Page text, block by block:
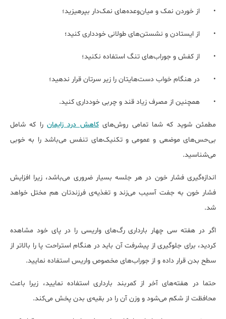
• از خوردن نمک و میان‌وعده‌های نمک‌دار بپرهیزید؛
• از ایستادن و نشستن‌های طولانی خودداری کنید؛
• از کفش و جوراب‌های تنگ استفاده نکنید؛
• در هنگام خواب دست‌هایتان را زیر سرتان قرار ندهید؛
• همچنین از مصرف زیاد قند و چربی خودداری کنید.
مطمئن شوید که شما تمامی روش‌هایکاهش درد زایمانرا که شامل
بی‌حس‌های ‌موضعی و عمومی و تکنیک‌های تنفس می‌باشد را به خوبی
می‌شناسید.
اندازه‌گیری فشار خون در هر جلسه بسیار ضروری می‌باشد، زیرا افزایش
فشار خون به جفت آسیب می‌زند و تغذیه‌ی فرزندتان هم مختل خواهد
شد.
اگر در هفته سی چهار بارداری رگ‌های واریسی را در پای خود مشاهده
کردید، برای جلوگیری از پیشرفت آن باید در هنگام استراحت پا را بالاتر از
سطح بدن قرار داده و از جوراب‌های مخصوص واریس استفاده نمایید.
حتما در هفته‌های آخر از کمربند بارداری استفاده نمایید، زیرا باعث
محافظت از شکم می‌شود و وزن آن را در بقیه‌ی بدن پخش می‌کند.